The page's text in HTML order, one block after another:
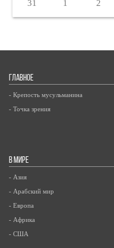
31 1 2
ГЛАВНОЕ
- Крепость мусульманина
- Точка зрения
В МИРЕ
- Азия
- Арабский мир
- Европа
- Африка
- США